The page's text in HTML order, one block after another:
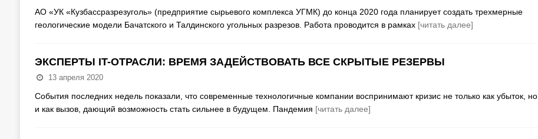
АО «УК «Кузбассразрезуголь» (предприятие сырьевого комплекса УГМК) до конца 2020 года планирует создать трехмерные
геологические модели Бачатского и Талдинского угольных разрезов. Работа проводится в рамках [читать далее]
ЭКСПЕРТЫ IT-ОТРАСЛИ: ВРЕМЯ ЗАДЕЙСТВОВАТЬ ВСЕ СКРЫТЫЕ РЕЗЕРВЫ
13 апреля 2020
События последних недель показали, что современные технологичные компании воспринимают кризис не только как убыток, но
и как вызов, дающий возможность стать сильнее в будущем. Пандемия [читать далее]